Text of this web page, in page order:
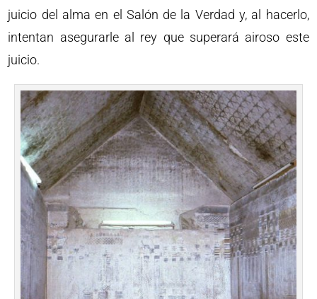
juicio del alma en el Salón de la Verdad y, al hacerlo,
intentan asegurarle al rey que superará airoso este
juicio.